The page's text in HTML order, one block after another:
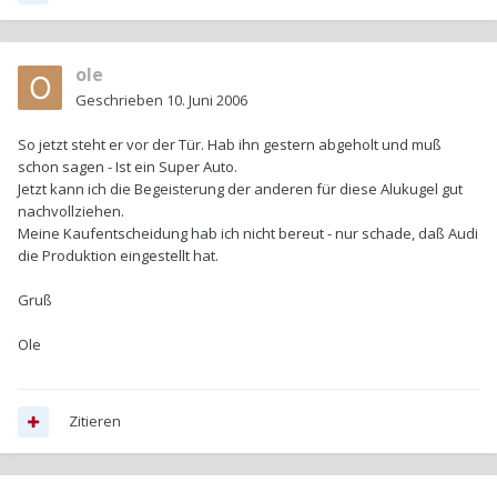
ole
Geschrieben 10. Juni 2006
So jetzt steht er vor der Tür. Hab ihn gestern abgeholt und muß
schon sagen - Ist ein Super Auto.
Jetzt kann ich die Begeisterung der anderen für diese Alukugel gut
nachvollziehen.
Meine Kaufentscheidung hab ich nicht bereut - nur schade, daß Audi
die Produktion eingestellt hat.
Gruß
Ole
Zitieren